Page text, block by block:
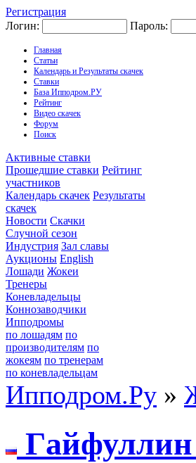
Регистрация
Логин:
Пароль:
Главная
Статьи
Календарь и Результаты скачек
Ставки
База Ипподром.РУ
Рейтинг
Видео скачек
Форум
Поиск
Активные ставки
Прошедшие ставки Рейтинг
участников
Календарь скачек Результаты
скачек
Новости Скачки
Случной сезон
Индустрия Зал славы
Аукционы English
Лошади Жокеи
Тренеры
Коневладельцы
Коннозаводчики
Ипподромы
по лошадям по
производителям по
жокеям по тренерам
по коневладельцам
Ипподром.Ру »